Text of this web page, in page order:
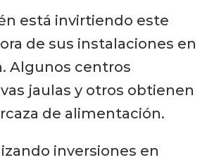
está invirtiendo este
de sus instalaciones en
Algunos centros
jaulas y otros obtienen
de alimentación.
inversiones en